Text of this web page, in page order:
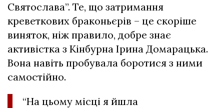
Святослава”. Те, що затримання
креветкових браконьєрів – це скоріше
виняток, ніж правило, добре знає
активістка з Кінбурна Ірина Домарацька.
Вона навіть пробувала боротися з ними
самостійно.
“На цьому місці я йшла